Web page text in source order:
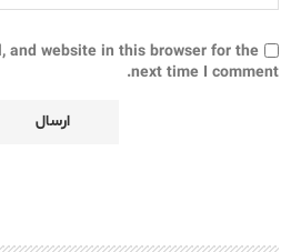
and website in this browser for the
next time I comment.